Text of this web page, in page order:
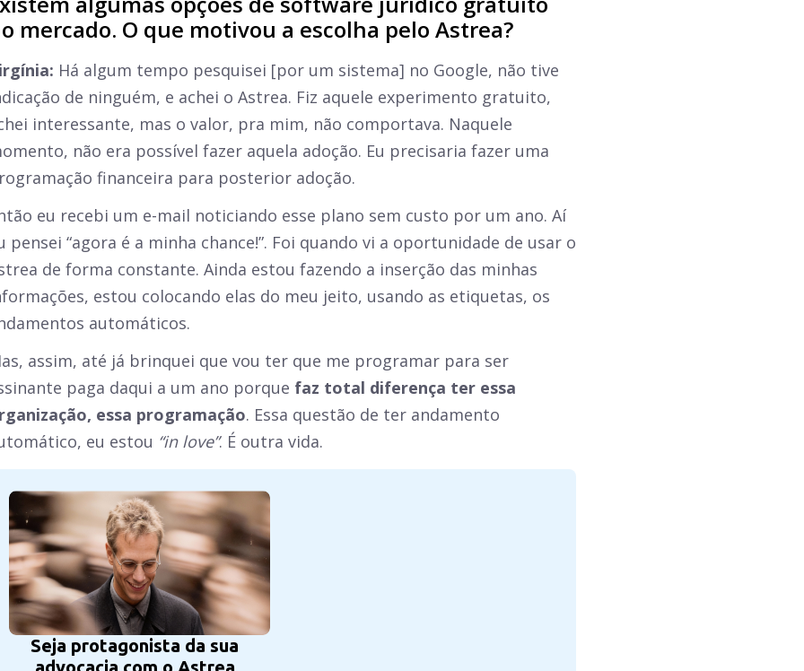
mercado. O que motivou a escolha pelo Astrea?
Há algum tempo pesquisei [por um sistema] no Google, não tive
de ninguém, e achei o Astrea. Fiz aquele experimento gratuito,
interessante, mas o valor, pra mim, não comportava. Naquele
não era possível fazer aquela adoção. Eu precisaria fazer uma
financeira para posterior adoção.
eu recebi um e-mail noticiando esse plano sem custo por um ano. Aí
pensei “agora é a minha chance!”. Foi quando vi a oportunidade de usar o
de forma constante. Ainda estou fazendo a inserção das minhas
estou colocando elas do meu jeito, usando as etiquetas, os
automáticos.
assim, até já brinquei que vou ter que me programar para ser
paga daqui a um ano porque faz total diferença ter essa
essa programação. Essa questão de ter andamento
eu estou “in love”. É outra vida.
Seja protagonista da sua